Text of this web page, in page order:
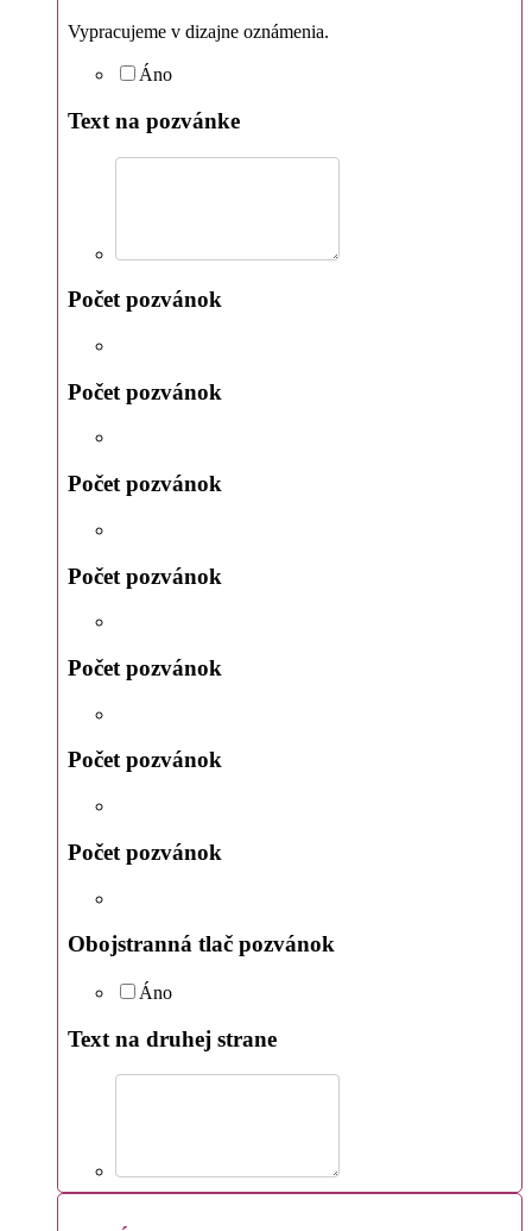
Vypracujeme v dizajne oznámenia.
Áno
Text na pozvánke
Počet pozvánok
Počet pozvánok
Počet pozvánok
Počet pozvánok
Počet pozvánok
Počet pozvánok
Počet pozvánok
Obojstranná tlač pozvánok
Áno
Text na druhej strane